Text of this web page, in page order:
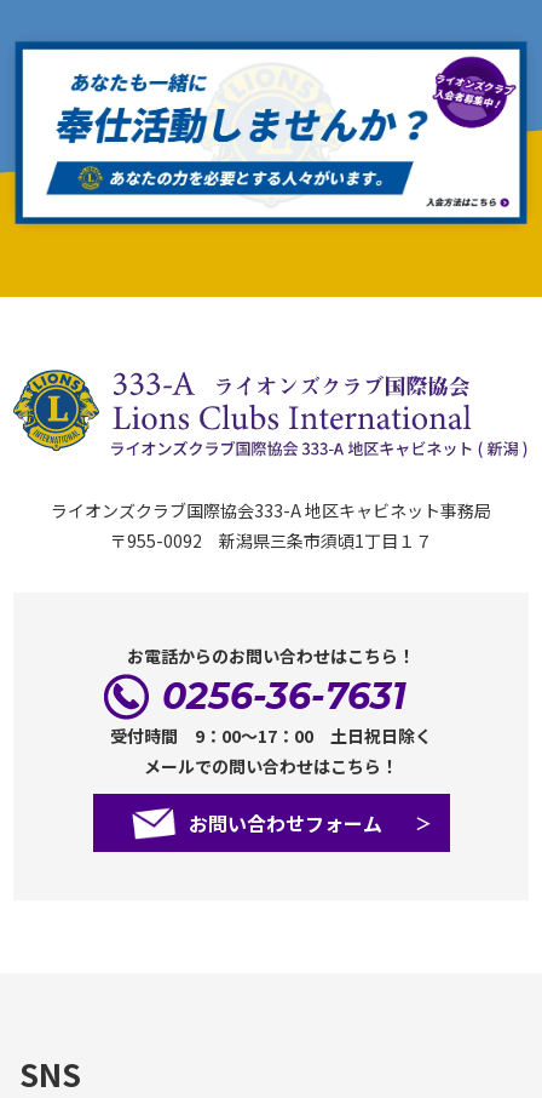
ライオンズクラブ国際協会333-A 地区キャビネット事務局
〒955-0092 新潟県三条市須頃1丁目１７
お電話からのお問い合わせはこちら！
0256-36-7631
受付時間 9：00～17：00 土日祝日除く
メールでの問い合わせはこちら！
お問い合わせフォーム
SNS